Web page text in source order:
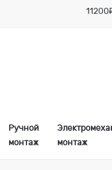
Ручной
монтаж
монтаж